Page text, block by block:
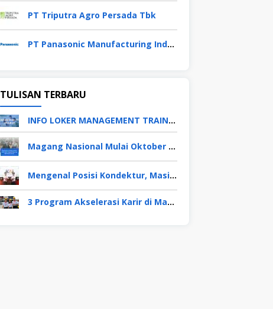
PT Triputra Agro Persada Tbk
PT Panasonic Manufacturing Indonesia
TULISAN TERBARU
INFO LOKER MANAGEMENT TRAINEE APRIL 2026
Magang Nasional Mulai Oktober 2025, Fresh Graduate Dapat Gaji UMP Selama 6 Bulan
Mengenal Posisi Kondektur, Masinis, Asisten PPKA, Pemeliharaan Sarana dan Prasarana, Polsuska (Polisi Khusus Kereta Api), di PT KAI
3 Program Akselerasi Karir di Mayora Group. Apa Saja? Berikut Penjelasannya